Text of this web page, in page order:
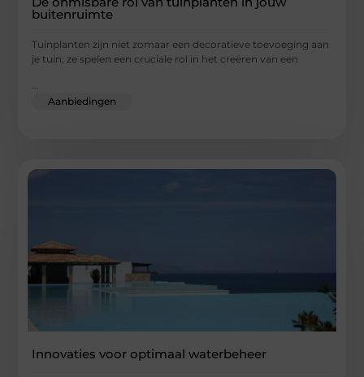
buitenruimte
Tuinplanten zijn niet zomaar een decoratieve toevoeging aan
je tuin; ze spelen een cruciale rol in het creëren van een
...
Aanbiedingen
Innovaties voor optimaal waterbeheer